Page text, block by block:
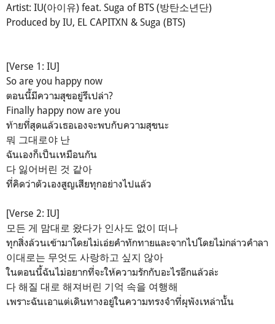
Artist: IU(아이유) feat. Suga of BTS (방탄소년단)
Produced by IU, EL CAPITXN & Suga (BTS)
[Verse 1: IU]
So are you happy now
ตอนนี้มีความสุขอยู่รึเปล่า?
Finally happy now are you
ท้ายที่สุดแล้วเธอเองจะพบกับความสุขนะ
뭐 그대로야 난
ฉันเองก็เป็นเหมือนกัน
다 잃어버린 것 같아
ที่คิดว่าตัวเองสูญเสียทุกอย่างไปแล้ว
[Verse 2: IU]
모든 게 맘대로 왔다가 인사도 없이 떠나
ทุกสิ่งล้วนเข้ามาโดยไม่เอ่ยคำทักทายและจากไปโดยไม่กล่าวคำลา
이대로는 무엇도 사랑하고 싶지 않아
ในตอนนี้ฉันไม่อยากที่จะให้ความรักกับอะไรอีกแล้วล่ะ
다 해질 대로 해져버린 기억 속을 여행해
เพราะฉันเอาแต่เดินทางอยู่ในความทรงจำที่ผุพังเหล่านั้น